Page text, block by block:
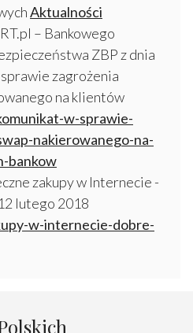
Aktualności
– Bankowego
ZBP z dnia
zagrożenia
na klientów
w-sprawie-
nakierowanego-na-
bankow
zakupy w Internecie -
lutego 2018
w-internecie-dobre-